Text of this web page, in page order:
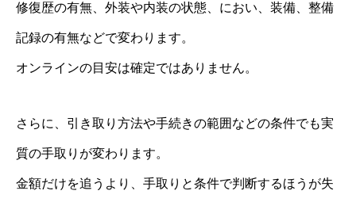
修復歴の有無、外装や内装の状態、におい、装備、整備
記録の有無などで変わります。
オンラインの目安は確定ではありません。
さらに、引き取り方法や手続きの範囲などの条件でも実
質の手取りが変わります。
金額だけを追うより、手取りと条件で判断するほうが失